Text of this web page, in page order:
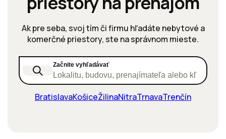
Kontakt
Inzerát
Ak pre seba, svoj tím či firmu hľadáte nebytové a
komerčné priestory, ste na správnom mieste.
Začnite vyhľadávať
Lokalitu, budovu, prenajímateľa alebo kľúčové
BratislavaKošiceŽilinaNitraTrnavaTrenčín